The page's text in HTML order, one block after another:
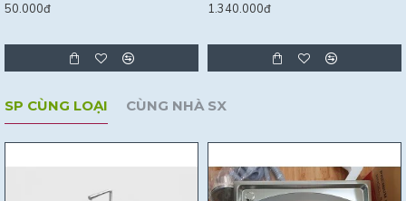
50.000đ 1.340.000đ
SP CÙNG LOẠI CÙNG NHÀ SX